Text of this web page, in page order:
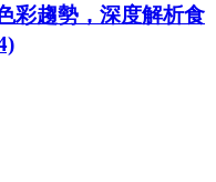
彩趨勢，深度解析食